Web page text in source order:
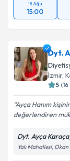
18 Ağu
15:00
Dyt.
İzmir,
5 (16
Ayça Hanım
değerlendiren
Dyt. Ayça
Yalı Mahallesi,